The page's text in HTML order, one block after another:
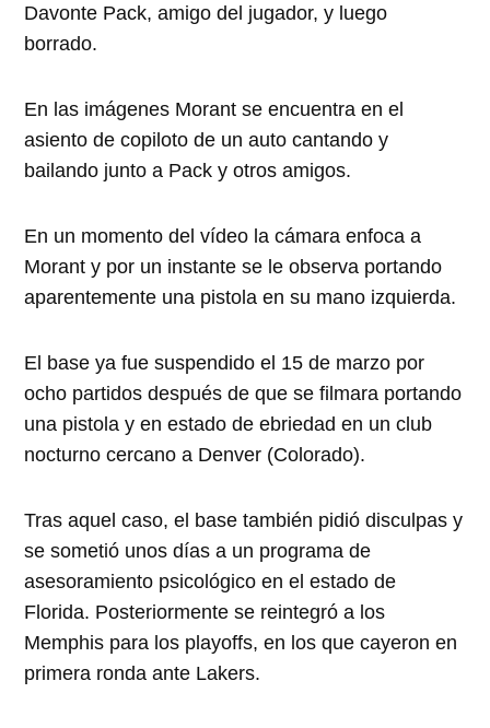
Davonte Pack, amigo del jugador, y luego
borrado.
En las imágenes Morant se encuentra en el
asiento de copiloto de un auto cantando y
bailando junto a Pack y otros amigos.
En un momento del vídeo la cámara enfoca a
Morant y por un instante se le observa portando
aparentemente una pistola en su mano izquierda.
El base ya fue suspendido el 15 de marzo por
ocho partidos después de que se filmara portando
una pistola y en estado de ebriedad en un club
nocturno cercano a Denver (Colorado).
Tras aquel caso, el base también pidió disculpas y
se sometió unos días a un programa de
asesoramiento psicológico en el estado de
Florida. Posteriormente se reintegró a los
Memphis para los playoffs, en los que cayeron en
primera ronda ante Lakers.